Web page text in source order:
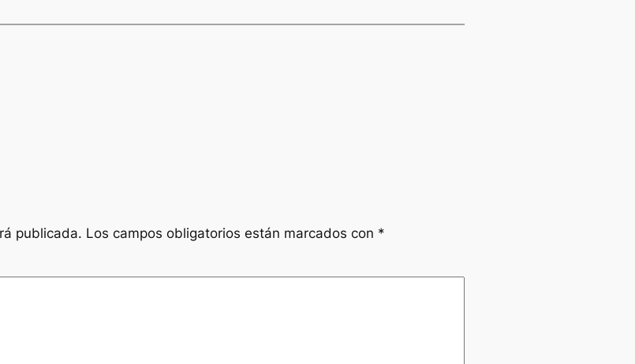
publicada. Los campos obligatorios están marcados con *